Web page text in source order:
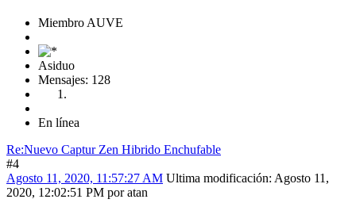
Miembro AUVE
Asiduo
Mensajes: 128
En línea
Re:Nuevo Captur Zen Hibrido Enchufable
#4
Agosto 11, 2020, 11:57:27 AM Ultima modificación: Agosto 11,
2020, 12:02:51 PM por atan